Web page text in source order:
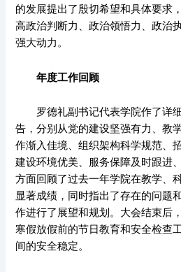
的发展提出了殷切希望和具体要求
高政治判断力、政治领悟力、政治
强大动力。
年度工作回顾
罗德礼副书记代表学院作了详
告，分别从党的建设坚强有力、教
作渐入佳境、组织架构科学规范、
建设环境优美、服务保障及时跟进
方面回顾了过去一年学院在教学、
显著成绩，同时指出了存在的问题
作进行了展望和规划。大会结束后
寒假放假前的节日教育和安全检查
间的安全稳定。